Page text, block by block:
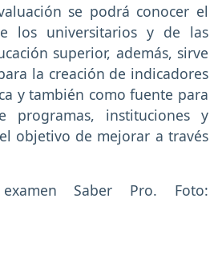
se podrá conocer el
los universitarios y de las
superior, además, sirve
la creación de indicadores
y también como fuente para
programas, instituciones y
objetivo de mejorar a través